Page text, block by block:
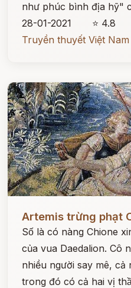
như phúc bình địa hỹ"
28-01-2021
⭐ 4.8
Truyền thuyết Việt Nam
Artemis trừng phạt
Số là có nàng Chione
của vua Daedalion. Cô
nhiều người say mê, cả
trong đó có cả hai vị